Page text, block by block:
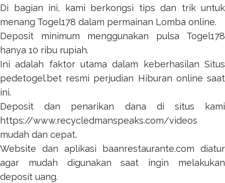
Di bagian ini, kami berkongsi tips dan trik untuk
menang Togel178 dalam permainan Lomba online.
Deposit minimum menggunakan pulsa Togel178
hanya 10 ribu rupiah.
Ini adalah faktor utama dalam keberhasilan Situs
pedetogel.bet resmi perjudian Hiburan online saat
ini.
Deposit dan penarikan dana di situs kami
https://www.recycledmanspeaks.com/videos
mudah dan cepat.
Website dan aplikasi
baanrestaurante.com diatur
agar mudah digunakan saat ingin melakukan
deposit uang.